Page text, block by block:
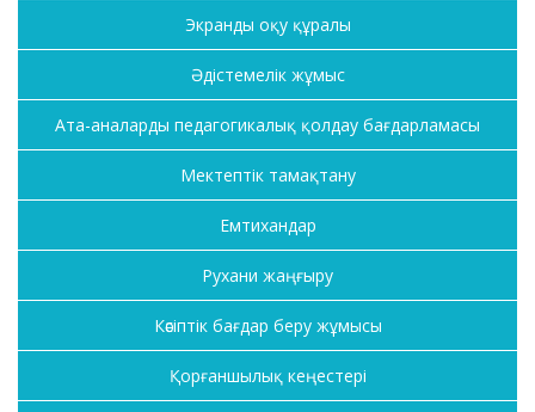
Экранды оқу құралы
Әдістемелік жұмыс
Ата-аналарды педагогикалық қолдау бағдарламасы
Мектептік тамақтану
Емтихандар
Рухани жаңғыру
Кәсіптік бағдар беру жұмысы
Қорғаншылық кеңестері